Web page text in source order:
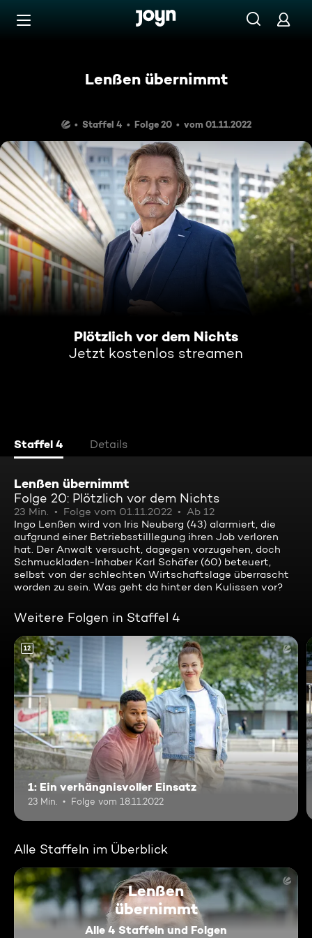
Zum Inhalt springen
Lenßen übernimmt
Staffel 4 Folge 20 vom 01.11.2022
Plötzlich vor dem Nichts
Jetzt kostenlos streamen
Staffel 4 Details
Lenßen übernimmt
Folge 20: Plötzlich vor dem Nichts
23 Min. Folge vom 01.11.2022
Ab 12
Ingo Lenßen wird von Iris Neuberg (43) alarmiert, die
aufgrund einer Betriebsstilllegung ihren Job verloren
hat. Der Anwalt versucht, dagegen vorzugehen, doch
Schmuckladen-Inhaber Karl Schäfer (60) beteuert,
selbst von der schlechten Wirtschaftslage überrascht
worden zu sein. Was geht da hinter den Kulissen vor?
Weitere Folgen in Staffel 4
12
1: Ein verhängnisvoller Einsatz
23 Min. Folge vom 18.11.2022
Alle Staffeln im Überblick
Lenßen
übernimmt
Alle 4 Staffeln und Folgen